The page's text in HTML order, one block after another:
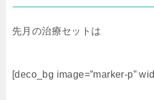
先月の治療セットは
[deco_bg image=”marker-p”